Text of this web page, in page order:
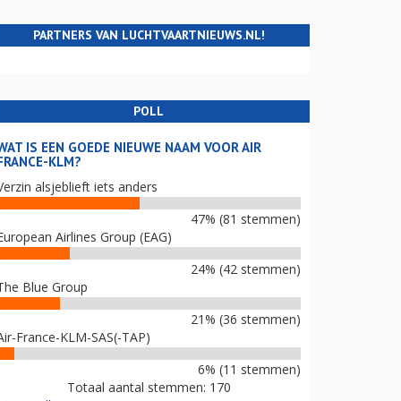
PARTNERS VAN LUCHTVAARTNIEUWS.NL!
POLL
IS EEN GOEDE NIEUWE NAAM VOOR AIR
KLM?
alsjeblieft iets anders
47% (81 stemmen)
Airlines Group (EAG)
24% (42 stemmen)
Blue Group
21% (36 stemmen)
France-KLM-SAS(-TAP)
6% (11 stemmen)
Totaal aantal stemmen: 170